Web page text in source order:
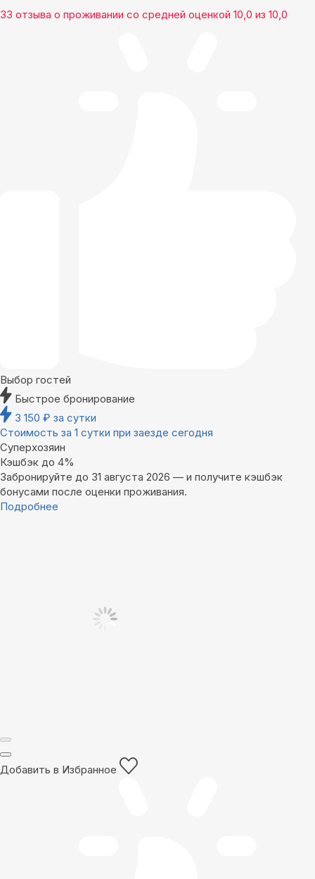
33 отзыва о проживании со средней оценкой 10,0 из 10,0
Выбор гостей
Быстрое бронирование
3 150 ₽ за сутки
Стоимость за 1 сутки при заезде сегодня
Суперхозяин
Кэшбэк до 4%
Забронируйте до 31 августа 2026 — и получите кэшбэк
бонусами после оценки проживания.
Подробнее
Добавить в Избранное